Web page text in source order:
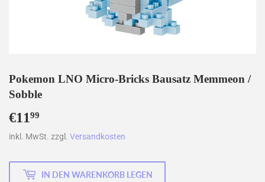
Pokemon LNO Micro-Bricks Bausatz Memmeon /
Sobble
€1199
inkl. MwSt. zzgl. Versandkosten
IN DEN WARENKORB LEGEN